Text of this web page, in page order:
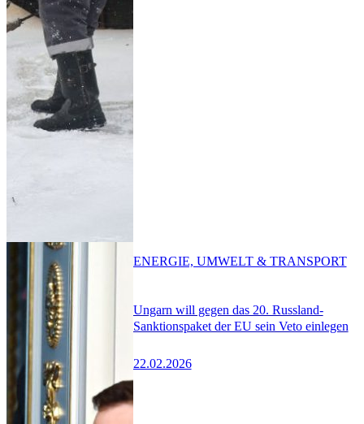
Ungarn will gegen das 20. Russland-
Sanktionspaket der EU sein Veto einlegen
22.02.2026
ENERGIE, UMWELT & TRANSPORT